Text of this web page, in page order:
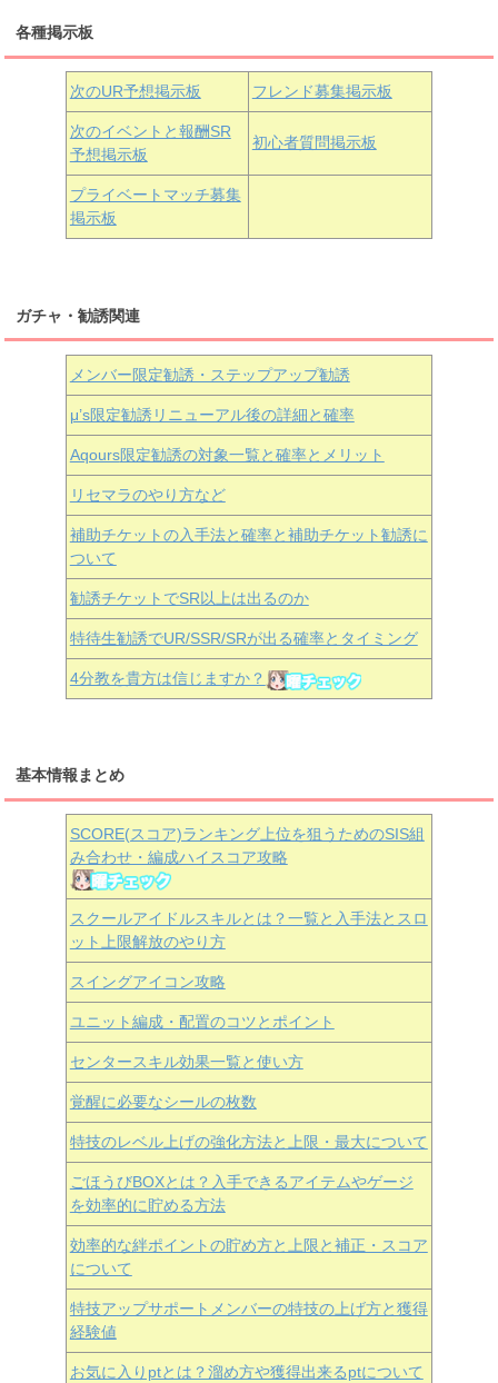
黒澤ダイヤ
朝香果林 近江彼方 エマ・ヴェルデ
各種掲示板
次のUR予想掲示板 フレンド募集掲示板
次のイベントと報酬SR
予想掲示板
初心者質問掲示板
プライベートマッチ募集
掲示板
ガチャ・勧誘関連
メンバー限定勧誘・ステップアップ勧誘
μ’s限定勧誘リニューアル後の詳細と確率
Aqours限定勧誘の対象一覧と確率とメリット
リセマラのやり方など
補助チケットの入手法と確率と補助チケット勧誘に
ついて
勧誘チケットでSR以上は出るのか
特待生勧誘でUR/SSR/SRが出る確率とタイミング
4分教を貴方は信じますか？
基本情報まとめ
SCORE(スコア)ランキング上位を狙うためのSIS組
み合わせ・編成ハイスコア攻略
スクールアイドルスキルとは？一覧と入手法とスロ
ット上限解放のやり方
スイングアイコン攻略
ユニット編成・配置のコツとポイント
センタースキル効果一覧と使い方
覚醒に必要なシールの枚数
特技のレベル上げの強化方法と上限・最大について
ごほうびBOXとは？入手できるアイテムやゲージ
を効率的に貯める方法
効率的な絆ポイントの貯め方と上限と補正・スコア
について
特技アップサポートメンバーの特技の上げ方と獲得
経験値
お気に入りptとは？溜め方や獲得出来るptについて